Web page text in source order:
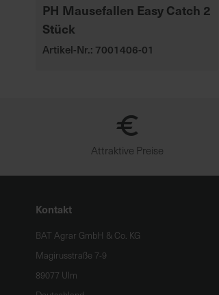
PH Mausefallen Easy Catch 2
Stück
Artikel-Nr.: 7001406-01
Attraktive Preise
Kontakt
BAT Agrar GmbH & Co. KG
Magirusstraße 7-9
89077 Ulm